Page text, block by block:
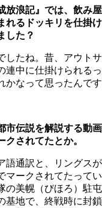
浪記』では、飲み屋
れるドッキリを仕掛け
した？
たね。昔、アウトサ
連中に仕掛けられるっ
かなって思ったんです
伝説を解説する動画
されてたとか。
語通訳と、リングスが
マークされてたってい
の美幌（びほろ）駐屯
基地で、終戦時に封鎖